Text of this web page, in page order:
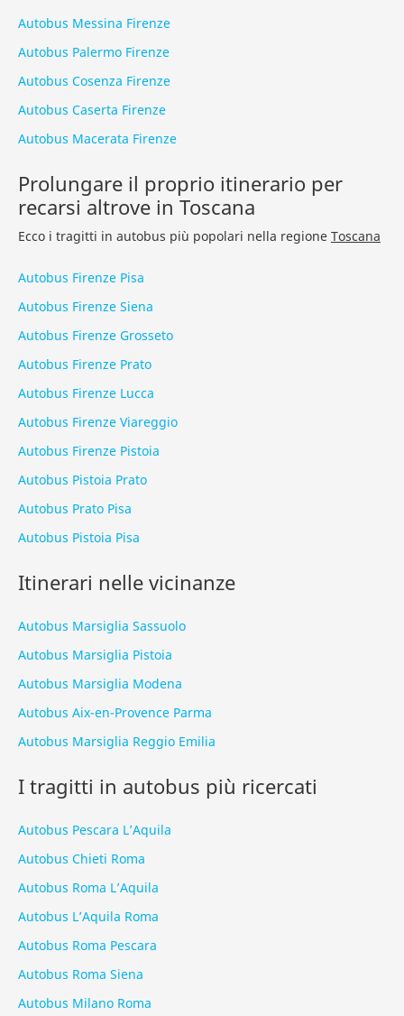
Autobus Messina Firenze
Autobus Palermo Firenze
Autobus Cosenza Firenze
Autobus Caserta Firenze
Autobus Macerata Firenze
Prolungare il proprio itinerario per
recarsi altrove in Toscana
Ecco i tragitti in autobus più popolari nella regione Toscana
Autobus Firenze Pisa
Autobus Firenze Siena
Autobus Firenze Grosseto
Autobus Firenze Prato
Autobus Firenze Lucca
Autobus Firenze Viareggio
Autobus Firenze Pistoia
Autobus Pistoia Prato
Autobus Prato Pisa
Autobus Pistoia Pisa
Itinerari nelle vicinanze
Autobus Marsiglia Sassuolo
Autobus Marsiglia Pistoia
Autobus Marsiglia Modena
Autobus Aix-en-Provence Parma
Autobus Marsiglia Reggio Emilia
I tragitti in autobus più ricercati
Autobus Pescara L’Aquila
Autobus Chieti Roma
Autobus Roma L’Aquila
Autobus L’Aquila Roma
Autobus Roma Pescara
Autobus Roma Siena
Autobus Milano Roma